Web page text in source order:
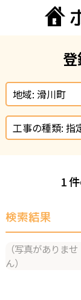
地域: 滑川町
工事の種類: 指
1
検索結果
（写真がありませ
ん）